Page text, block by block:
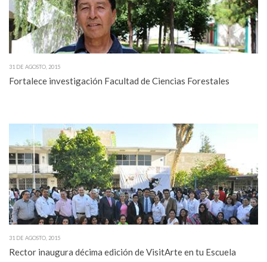
31 DE AGOSTO, 2015
Fortalece investigación Facultad de Ciencias Forestales
31 DE AGOSTO, 2015
Rector inaugura décima edición de VisitArte en tu Escuela